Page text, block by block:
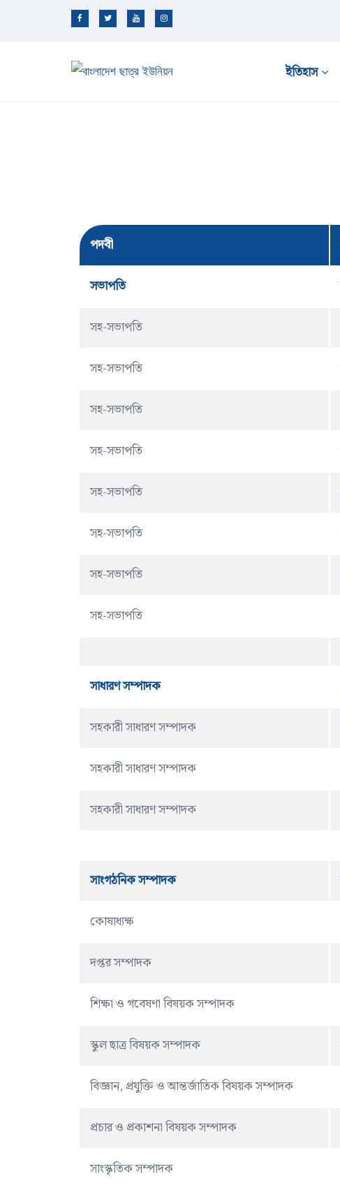
ইতিহাস
পদবী
সভাপতি
সহ-সভাপতি
সহ-সভাপতি
সহ-সভাপতি
সহ-সভাপতি
সহ-সভাপতি
সহ-সভাপতি
সহ-সভাপতি
সহ-সভাপতি
সাধারণ সম্পাদক
সহকারী সাধারণ সম্পাদক
সহকারী সাধারণ সম্পাদক
সহকারী সাধারণ সম্পাদক
সাংগঠনিক সম্পাদক
কোষাধ্যক্ষ
দপ্তর সম্পাদক
শিক্ষা ও গবেষণা বিষয়ক সম্পাদক
স্কুল ছাত্র বিষয়ক সম্পাদক
বিজ্ঞান, প্রযুক্তি ও আন্তর্জাতিক বিষয়ক সম্পাদক
প্রচার ও প্রকাশনা বিষয়ক সম্পাদক
সাংস্কৃতিক সম্পাদক